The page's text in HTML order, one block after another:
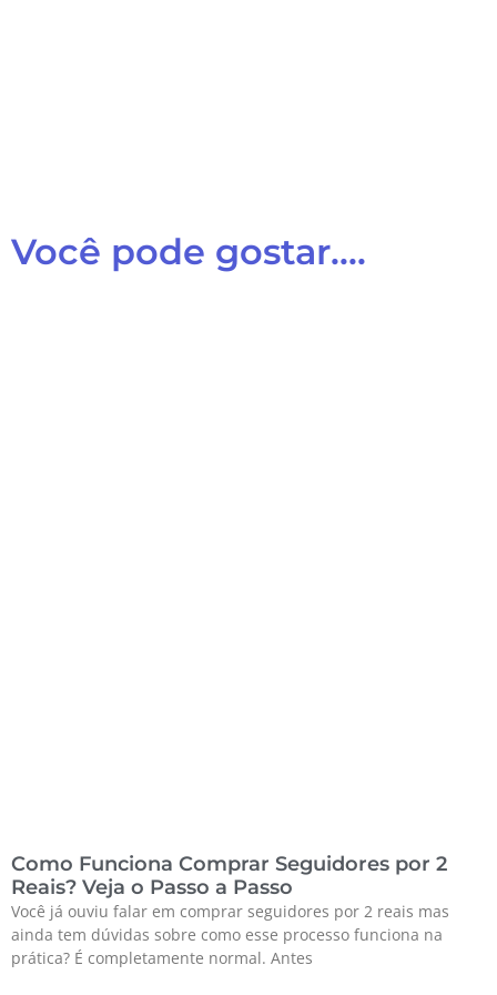
Você pode gostar....
Como Funciona Comprar Seguidores por 2
Reais? Veja o Passo a Passo
Você já ouviu falar em comprar seguidores por 2 reais mas
ainda tem dúvidas sobre como esse processo funciona na
prática? É completamente normal. Antes